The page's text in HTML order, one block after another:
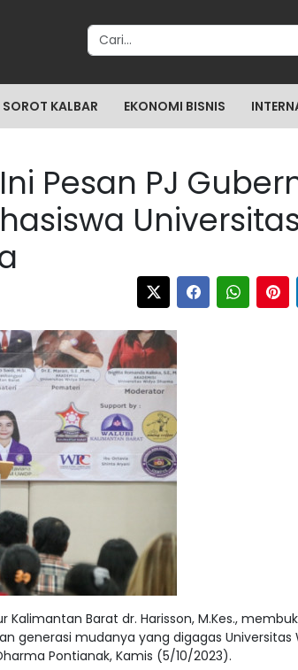
Search for:
SOROT KALBAR EKONOMI BISNIS
Pesan PJ
Kalimantan Barat dr. Harisson, M.Kes.,
generasi mudanya yang digagas Universitas
Pontianak, Kamis (5/10/2023).